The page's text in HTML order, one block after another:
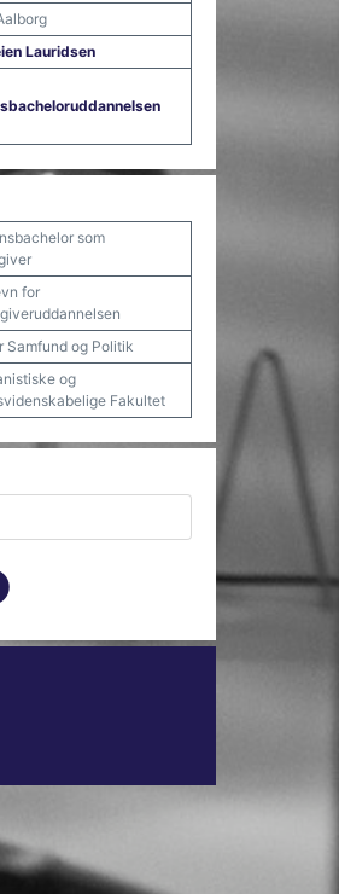
Lauridsen
som
for
Samfund og Politik
og
Fakultet